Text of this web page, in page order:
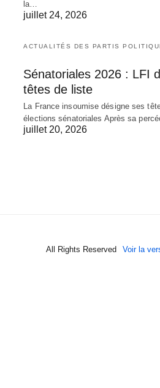
la…
juillet 24, 2026
ACTUALITÉS DES PARTIS
Sénatoriales 2026 : LFI
têtes de liste
La France insoumise désigne ses
élections sénatoriales Après sa
juillet 20, 2026
All Rights Reserved Voir la